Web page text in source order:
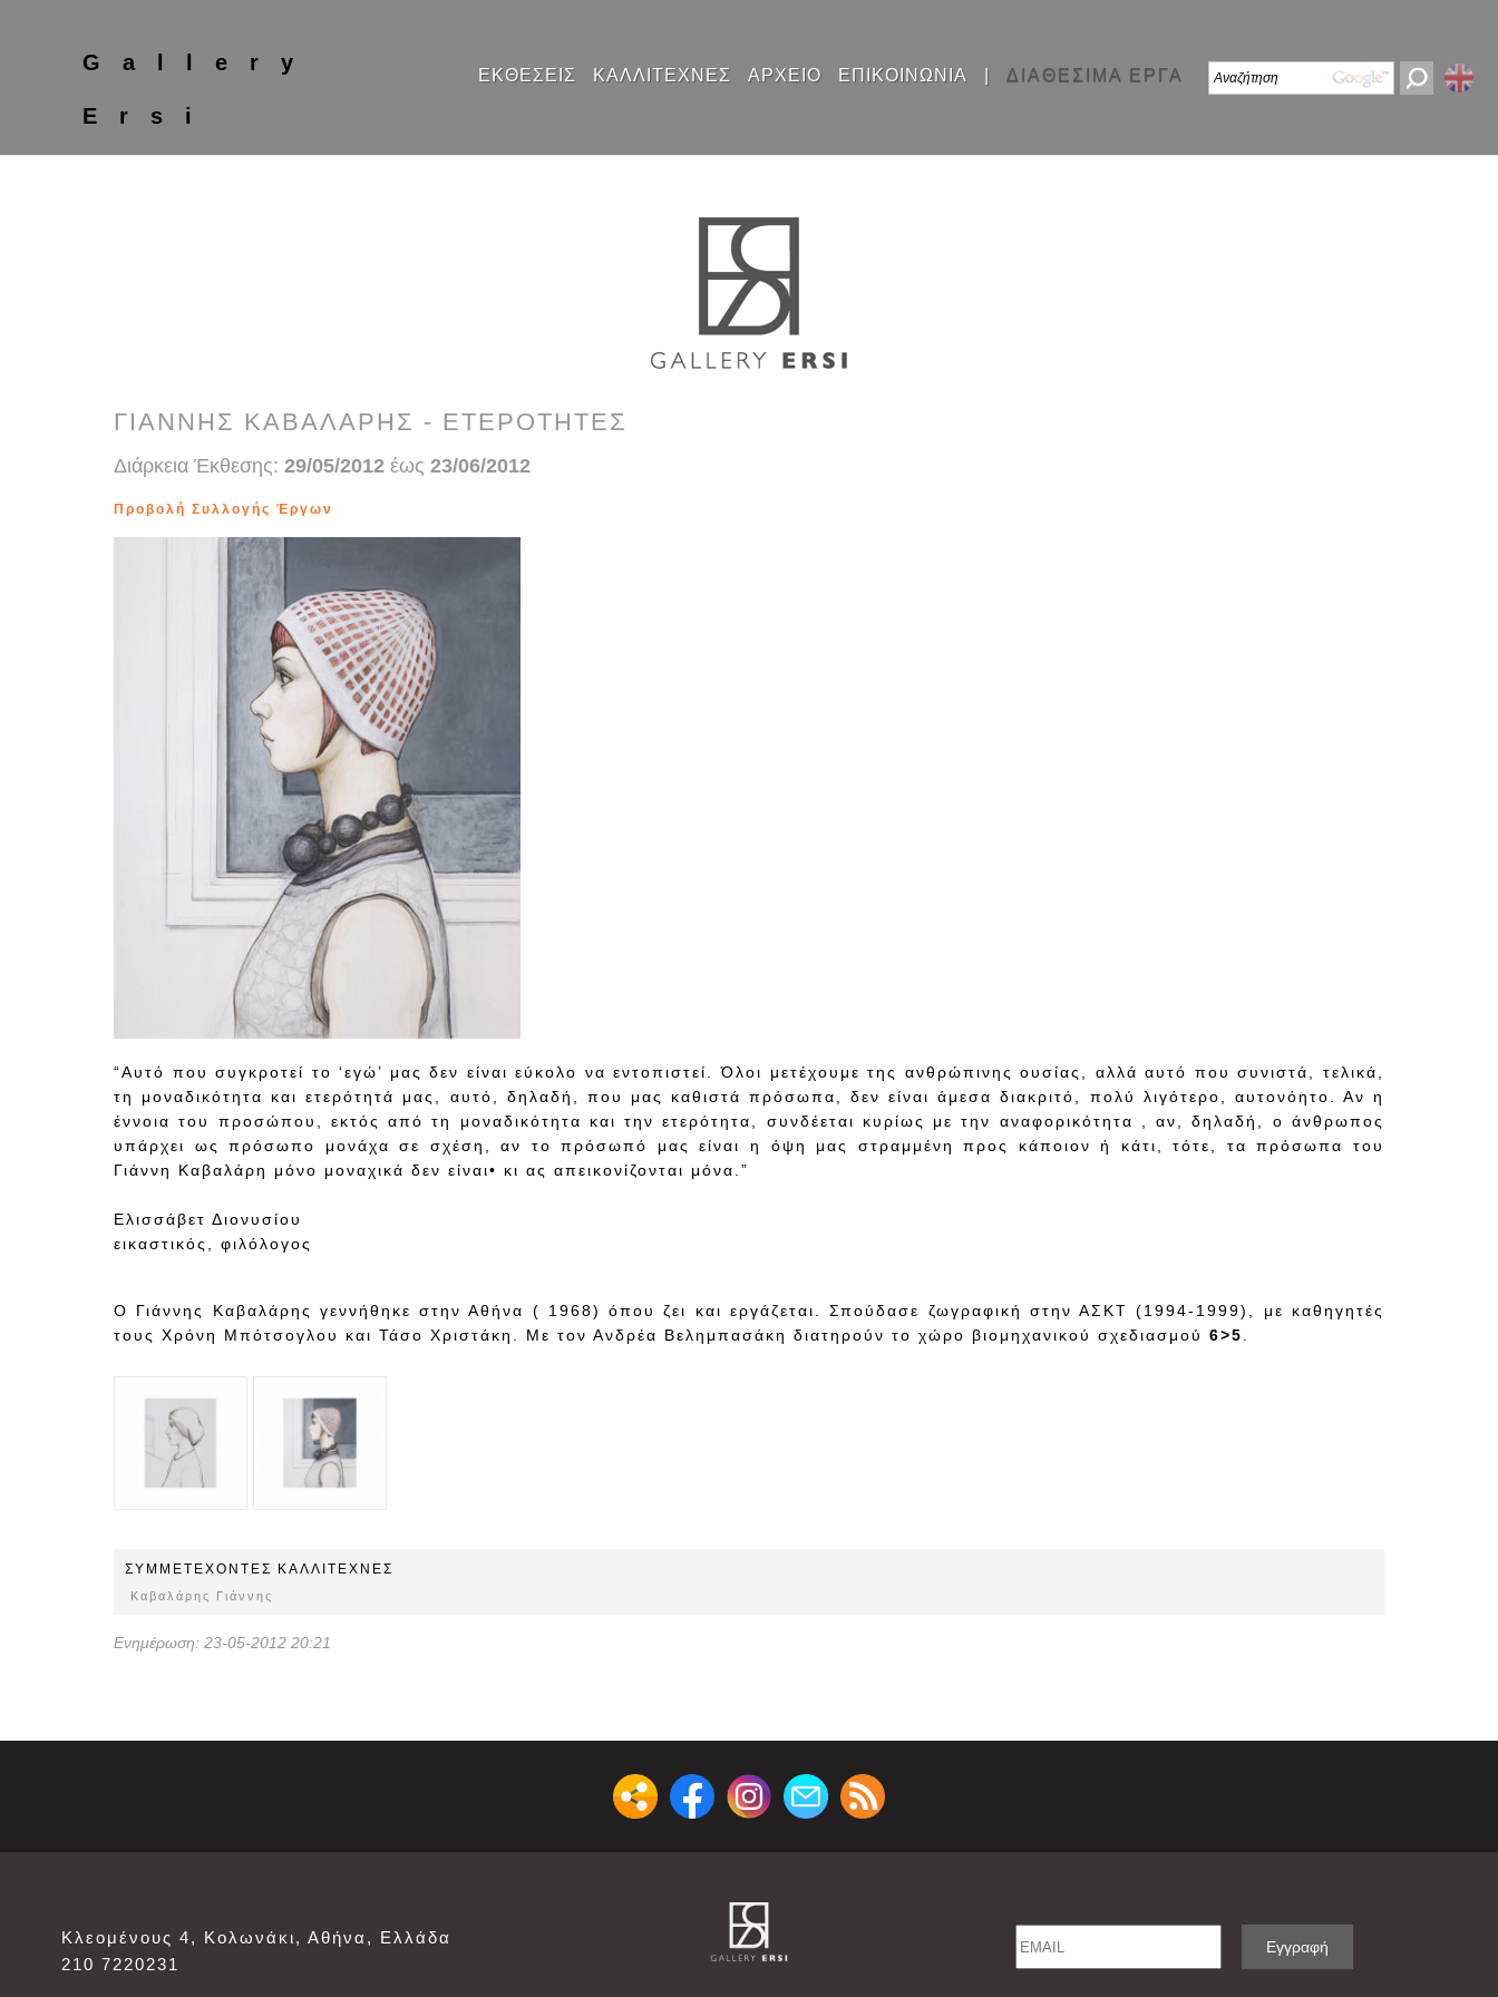
Gallery
Ersi
ΕΚΘΕΣΕΙΣ ΚΑΛΛΙΤΕΧΝΕΣ ΑΡΧΕΙΟ ΕΠΙΚΟΙΝΩΝΙΑ | ΔΙΑΘΕΣΙΜΑ ΕΡΓΑ
ΓΙΑΝΝΗΣ ΚΑΒΑΛΑΡΗΣ - ΕΤΕΡΟΤΗΤΕΣ
Διάρκεια Έκθεσης: 29/05/2012 έως 23/06/2012
Προβολή Συλλογής Έργων
“Αυτό που συγκροτεί το ‘εγώ’ μας δεν είναι εύκολο να εντοπιστεί. Όλοι μετέχουμε της ανθρώπινης ουσίας, αλλά αυτό που συνιστά, τελικά,
τη μοναδικότητα και ετερότητά μας, αυτό, δηλαδή, που μας καθιστά πρόσωπα, δεν είναι άμεσα διακριτό, πολύ λιγότερο, αυτονόητο. Αν η
έννοια του προσώπου, εκτός από τη μοναδικότητα και την ετερότητα, συνδέεται κυρίως με την αναφορικότητα , αν, δηλαδή, ο άνθρωπος
υπάρχει ως πρόσωπο μονάχα σε σχέση, αν το πρόσωπό μας είναι η όψη μας στραμμένη προς κάποιον ή κάτι, τότε, τα πρόσωπα του
Γιάννη Καβαλάρη μόνο μοναχικά δεν είναι• κι ας απεικονίζονται μόνα.”
Ελισσάβετ Διονυσίου
εικαστικός, φιλόλογος
Ο Γιάννης Καβαλάρης γεννήθηκε στην Αθήνα ( 1968) όπου ζει και εργάζεται. Σπούδασε ζωγραφική στην ΑΣΚΤ (1994-1999), με καθηγητές
τους Χρόνη Μπότσογλου και Τάσο Χριστάκη. Με τον Ανδρέα Βελημπασάκη διατηρούν το χώρο βιομηχανικού σχεδιασμού 6>5
ΣΥΜΜΕΤEΧOΝΤΕΣ ΚΑΛΛΙΤΕΧΝΕΣ
Καβαλάρης Γιάννης
Ενημέρωση: 23-05-2012 20:21
Κλεομένους 4, Κολωνάκι, Αθήνα, Ελλάδα
210 7220231